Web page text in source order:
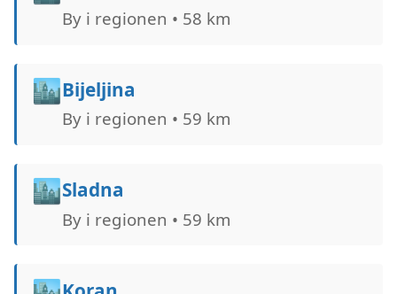
By i regionen • 58 km
🏙️Bijeljina
By i regionen • 59 km
🏙️Sladna
By i regionen • 59 km